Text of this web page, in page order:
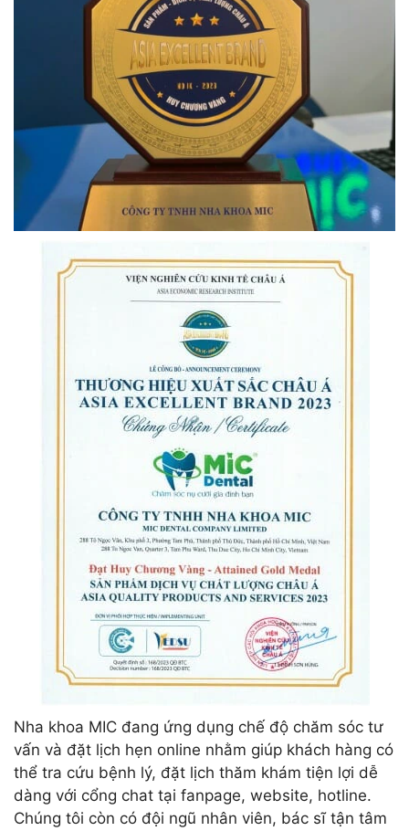
Nha khoa MIC đang ứng dụng chế độ chăm sóc tư
vấn và đặt lịch hẹn online nhằm giúp khách hàng có
thể tra cứu bệnh lý, đặt lịch thăm khám tiện lợi dễ
dàng với cổng chat tại fanpage, website, hotline.
Chúng tôi còn có đội ngũ nhân viên, bác sĩ tận tâm